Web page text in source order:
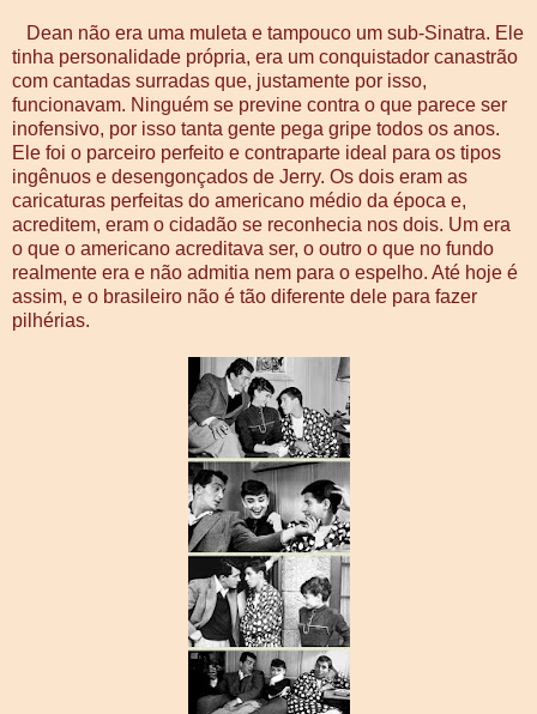
Dean não era uma muleta e tampouco um sub-Sinatra. Ele
tinha personalidade própria, era um conquistador canastrão
com cantadas surradas que, justamente por isso,
funcionavam. Ninguém se previne contra o que parece ser
inofensivo, por isso tanta gente pega gripe todos os anos.
Ele foi o parceiro perfeito e contraparte ideal para os tipos
ingênuos e desengonçados de Jerry. Os dois eram as
caricaturas perfeitas do americano médio da época e,
acreditem, eram o cidadão se reconhecia nos dois. Um era
o que o americano acreditava ser, o outro o que no fundo
realmente era e não admitia nem para o espelho. Até hoje é
assim, e o brasileiro não é tão diferente dele para fazer
pilhérias.